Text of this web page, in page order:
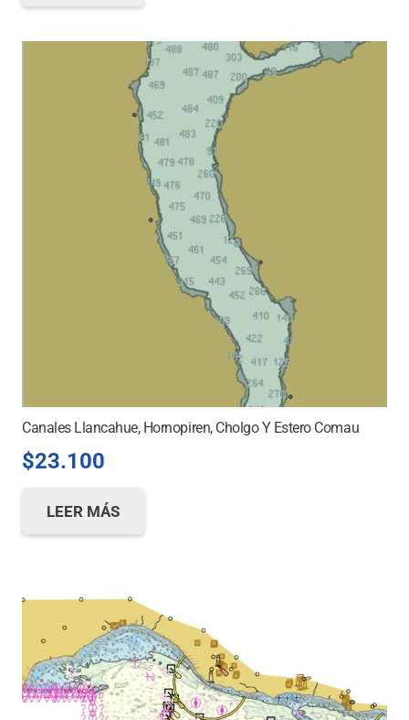
Canales Llancahue, Hornopiren, Cholgo Y Estero Comau
$23.100
LEER MÁS